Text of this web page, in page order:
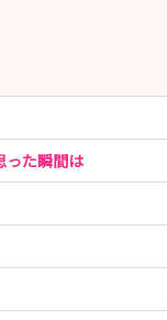
った瞬間は